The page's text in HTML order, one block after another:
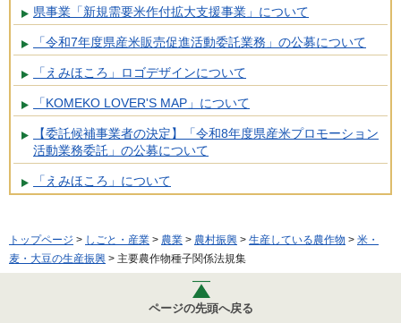
県事業「新規需要米作付拡大支援事業」について
「令和7年度県産米販売促進活動委託業務」の公募について
「えみほころ」ロゴデザインについて
「KOMEKO LOVER'S MAP」について
【委託候補事業者の決定】「令和8年度県産米プロモーション
活動業務委託」の公募について
「えみほころ」について
トップページ > しごと・産業 > 農業 > 農村振興 > 生産している農作物 > 米・
麦・大豆の生産振興 > 主要農作物種子関係法規集
ページの先頭へ戻る